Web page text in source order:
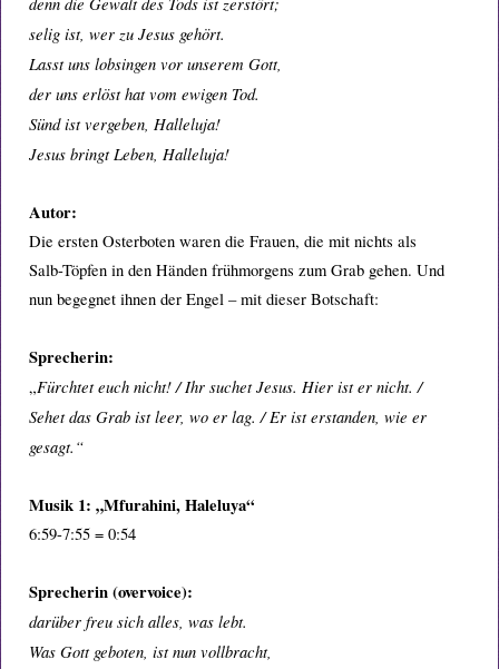
selig ist, wer zu Jesus gehört.
Lasst uns lobsingen vor unserem Gott,
der uns erlöst hat vom ewigen Tod.
Sünd ist vergeben, Halleluja!
Jesus bringt Leben, Halleluja!
Autor:
Die ersten Osterboten waren die Frauen, die mit nichts als
Salb-Töpfen in den Händen frühmorgens zum Grab gehen. Und
nun begegnet ihnen der Engel – mit dieser Botschaft:
Sprecherin:
„Fürchtet euch nicht! / Ihr suchet Jesus. Hier ist er nicht. /
Sehet das Grab ist leer, wo er lag. / Er ist erstanden, wie er
gesagt.“
Musik 1: „Mfurahini, Haleluya“
6:59-7:55 = 0:54
Sprecherin (overvoice):
darüber freu sich alles, was lebt.
Was Gott geboten, ist nun vollbracht,